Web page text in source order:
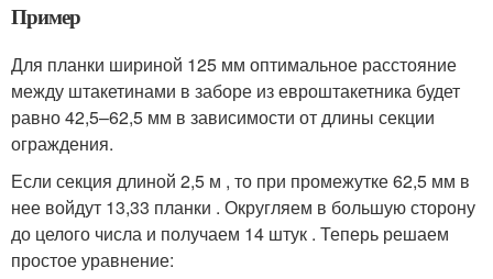
Пример
Для планки шириной 125 мм оптимальное расстояние
между штакетинами в заборе из евроштакетника будет
равно 42,5–62,5 мм в зависимости от длины секции
ограждения.
Если секция длиной 2,5 м , то при промежутке 62,5 мм в
нее войдут 13,33 планки . Округляем в большую сторону
до целого числа и получаем 14 штук . Теперь решаем
простое уравнение: